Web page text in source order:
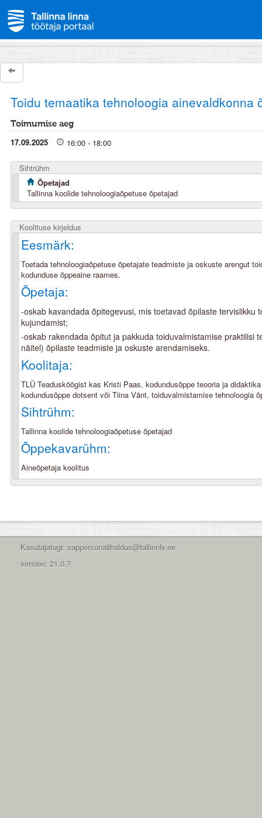
Toidu temaatika tehnoloogia ainevaldkonna
Toimumise aeg
17.09.2025 16:00 - 18:00
Sihtrühm
Õpetajad
Tallinna koolide tehnoloogiaõpetuse õpetajad
Koolituse kirjeldus
Eesmärk:
Toetada tehnoloogiaõpetuse õpetajate teadmiste ja oskuste arengut
kodunduse õppeaine raames.
Õpetaja:
-oskab kavandada õpitegevusi, mis toetavad õpilaste tervislikku
kujundamist;
-oskab rakendada õpitut ja pakkuda toiduvalmistamise praktilisi
näitel) õpilaste teadmiste ja oskuste arendamiseks.
Koolitaja:
TLÜ Teadusköögist kas Kristi Paas, kodundusõppe teooria ja
kodundusõppe dotsent või Tiina Vänt, toiduvalmistamise tehnoloogia
Sihtrühm:
Tallinna koolide tehnoloogiaõpetuse õpetajad
Õppekavarühm:
Aineõpetaja koolitus
Kasutajatugi: sappersonalihaldus@tallinnlv.ee
version: 21.0.7